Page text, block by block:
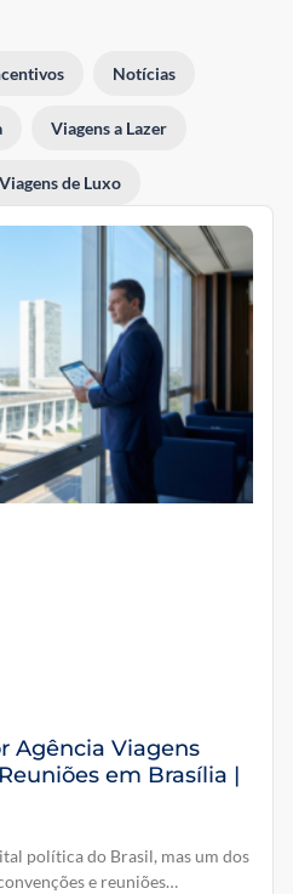
Notícias
Viagens a Lazer
Viagens de Luxo
Agência Viagens
em Brasília |
política do Brasil, mas um dos
e reuniões